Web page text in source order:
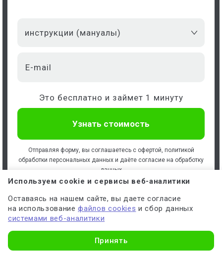
инструкции (мануалы)
Это бесплатно и займет 1 минуту
Отправляя форму, вы соглашаетесь с офертой, политикой
обработки персональных данных и даёте согласие на обработку
данных
Используем cookie и сервисы веб-аналитики
Оставаясь на нашем сайте, вы даете согласие
на использованиефайлов cookies и сбор данных
системами веб-аналитики
Принять